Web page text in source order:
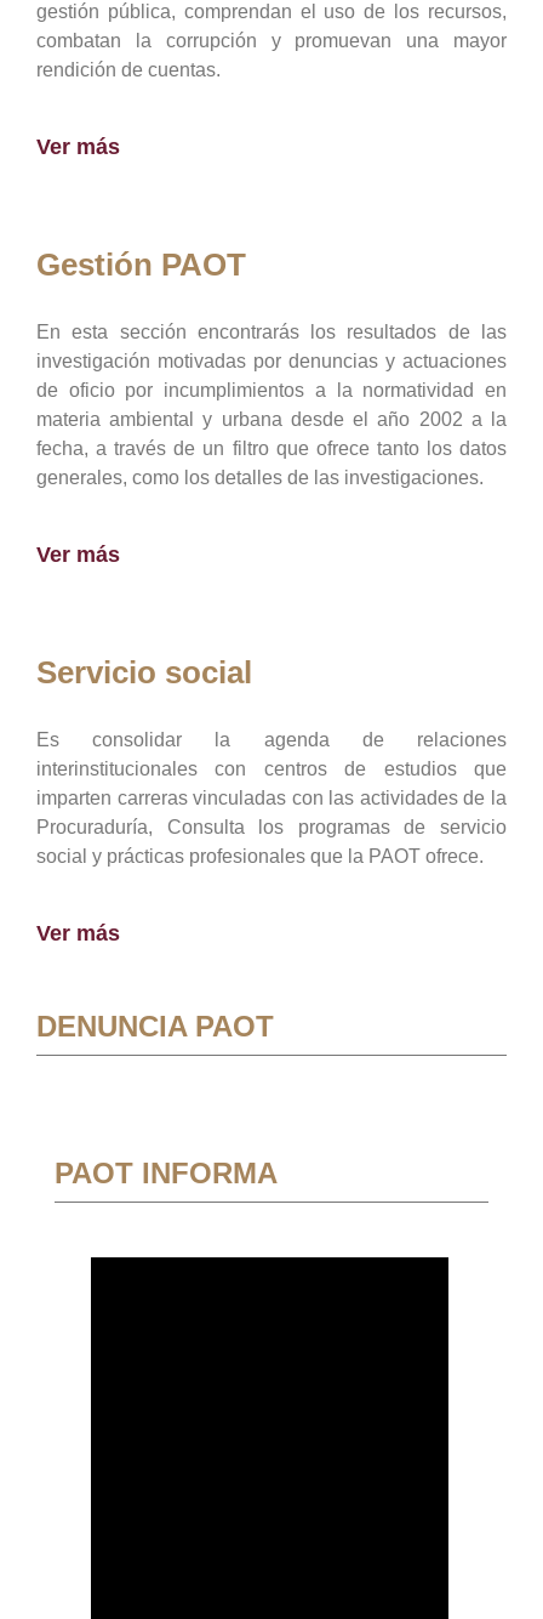
gestión pública, comprendan el uso de los recursos,
combatan la corrupción y promuevan una mayor
rendición de cuentas.
Ver más
Gestión PAOT
En esta sección encontrarás los resultados de las
investigación motivadas por denuncias y actuaciones
de oficio por incumplimientos a la normatividad en
materia ambiental y urbana desde el año 2002 a la
fecha, a través de un filtro que ofrece tanto los datos
generales, como los detalles de las investigaciones.
Ver más
Servicio social
Es consolidar la agenda de relaciones
interinstitucionales con centros de estudios que
imparten carreras vinculadas con las actividades de la
Procuraduría, Consulta los programas de servicio
social y prácticas profesionales que la PAOT ofrece.
Ver más
DENUNCIA PAOT
PAOT INFORMA